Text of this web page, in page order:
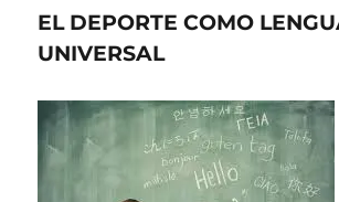
DEPORTISTAS
EII
EL DEPORTE COMO
UNIVERSAL